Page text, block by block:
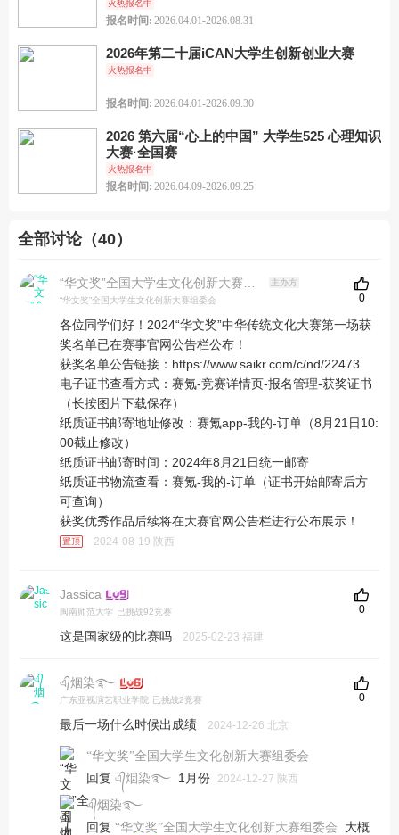
火热报名中
报名时间: 2026.04.01-2026.08.31
2026年第二十届iCAN大学生创新创业大赛
火热报名中
报名时间: 2026.04.01-2026.09.30
2026 第六届“心上的中国” 大学生525 心理知识
大赛·全国赛
火热报名中
报名时间: 2026.04.09-2026.09.25
全部讨论（40）
“华文奖”全国大学生文化创新大赛组委会主办方
“华文奖”全国大学生文化创新大赛组委会
各位同学们好！2024“华文奖”中华传统文化大赛第一场获
奖名单已在赛事官网公告栏公布！
获奖名单公告链接：https://www.saikr.com/c/nd/22473
电子证书查看方式：赛氪-竞赛详情页-报名管理-获奖证书
（长按图片下载保存）
纸质证书邮寄地址修改：赛氪app-我的-订单（8月21日10:
00截止修改）
纸质证书邮寄时间：2024年8月21日统一邮寄
纸质证书物流查看：赛氪-我的-订单（证书开始邮寄后方
可查询）
获奖优秀作品后续将在大赛官网公告栏进行公布展示！
2024-08-19 陕西
0
Jassica
闽南师范大学 已挑战92竞赛
2025-02-23 福建
0
এ᭄烟染࿐
广东亚视演艺职业学院 已挑战2竞赛
2024-12-26 北京
0
“华文奖”全国大学生文化创新大赛组委会
回复 এ᭄烟染࿐ 1月份 2024-12-27 陕西
এ᭄烟染࿐
回复 “华文奖”全国大学生文化创新大赛组委会
大概